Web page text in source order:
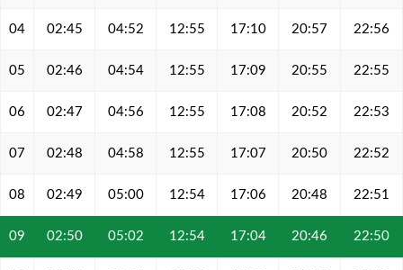
04 02:45 04:52 12:55 17:10 20:57 22:56
05 02:46 04:54 12:55 17:09 20:55 22:55
06 02:47 04:56 12:55 17:08 20:52 22:53
07 02:48 04:58 12:55 17:07 20:50 22:52
08 02:49 05:00 12:54 17:06 20:48 22:51
09 02:50 05:02 12:54 17:04 20:46 22:50